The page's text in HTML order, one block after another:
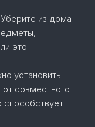
Уберите из дома
это
установить
от совместного